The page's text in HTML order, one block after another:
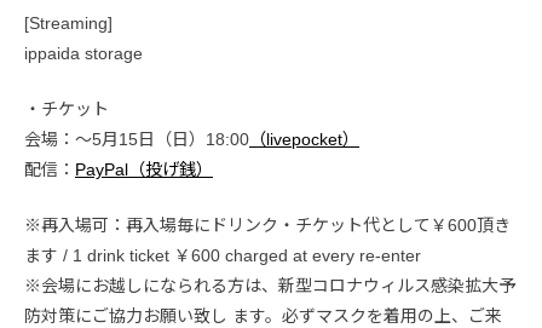
[Streaming]
ippaida storage
・チケット
会場：〜5月15日（日）18:00 （livepocket）
配信： PayPal（投げ銭）
※再入場可：再入場毎にドリンク・チケット代として￥600頂き
ます / 1 drink ticket ￥600 charged at every re-enter
※会場にお越しになられる方は、新型コロナウィルス感染拡大予
防対策にご協力お願い致し ます。必ずマスクを着用の上、ご来